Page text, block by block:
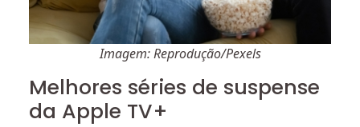
Imagem: Reprodução/Pexels
Melhores séries de suspense
da Apple TV+